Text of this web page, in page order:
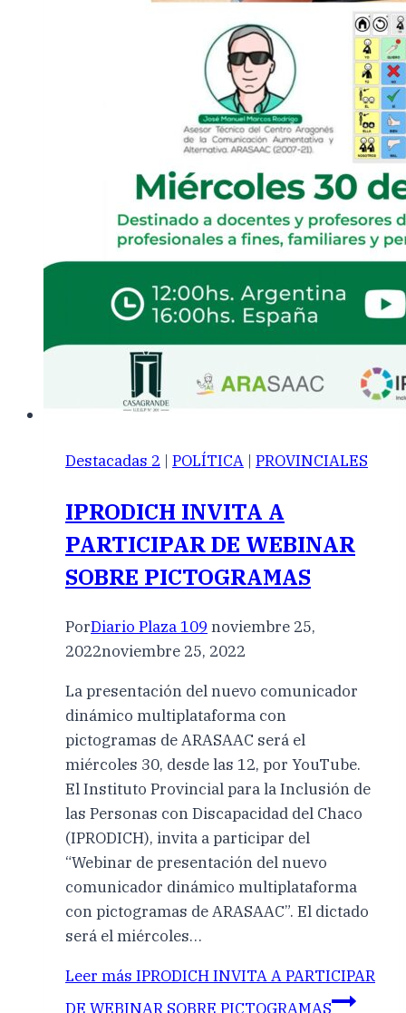
Destacadas 2 | POLÍTICA | PROVINCIALES
IPRODICH INVITA A
PARTICIPAR DE WEBINAR
SOBRE PICTOGRAMAS
PorDiario Plaza 109 noviembre 25,
2022noviembre 25, 2022
La presentación del nuevo comunicador
dinámico multiplataforma con
pictogramas de ARASAAC será el
miércoles 30, desde las 12, por YouTube.
El Instituto Provincial para la Inclusión de
las Personas con Discapacidad del Chaco
(IPRODICH), invita a participar del
“Webinar de presentación del nuevo
comunicador dinámico multiplataforma
con pictogramas de ARASAAC”. El dictado
será el miércoles…
Leer más IPRODICH INVITA A PARTICIPAR
DE WEBINAR SOBRE PICTOGRAMAS